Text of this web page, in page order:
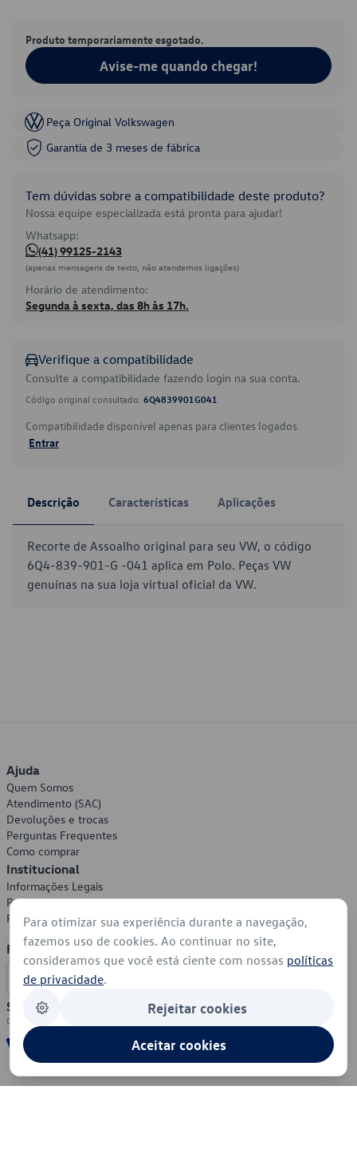
Produto temporariamente esgotado.
Avise-me quando chegar!
Peça Original Volkswagen
Garantia de 3 meses de fábrica
Tem dúvidas sobre a compatibilidade deste produto?
Nossa equipe especializada está pronta para ajudar!
Whatsapp:
(41) 99125-2143
(apenas mensagens de texto, não atendemos ligações)
Horário de atendimento:
Segunda à sexta, das 8h às 17h.
Verifique a compatibilidade
Consulte a compatibilidade fazendo login na sua conta.
Código original consultado: 6Q4839901G041
Compatibilidade disponível apenas para clientes logados.
Entrar
Descrição Características Aplicações
Recorte de Assoalho original para seu VW, o código
6Q4-839-901-G -041 aplica em Polo. Peças VW
genuínas na sua loja virtual oficial da VW.
Ajuda
Quem Somos
Atendimento (SAC)
Devoluções e trocas
Perguntas Frequentes
Como comprar
Institucional
Informações Legais
Política de Privacidade
Política de Cookies
Formas de Pagamento
Segurança
Para otimizar sua experiência durante a navegação,
fazemos uso de cookies. Ao continuar no site,
consideramos que você está ciente com nossas políticas
de privacidade.
Rejeitar cookies
Aceitar cookies